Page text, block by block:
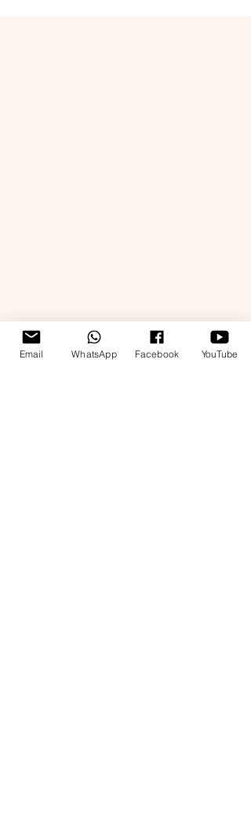
Email WhatsApp Facebook YouTube